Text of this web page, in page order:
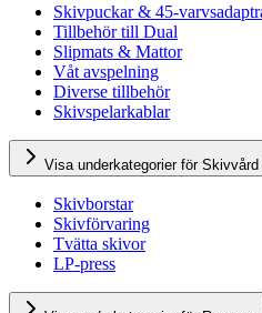
Skivpuckar & 45-
Tillbehör till Dual
Slipmats & Mattor
Våt avspelning
Diverse tillbehör
Skivspelarkablar
Visa underkategorier för
Skivborstar
Skivförvaring
Tvätta skivor
LP-press